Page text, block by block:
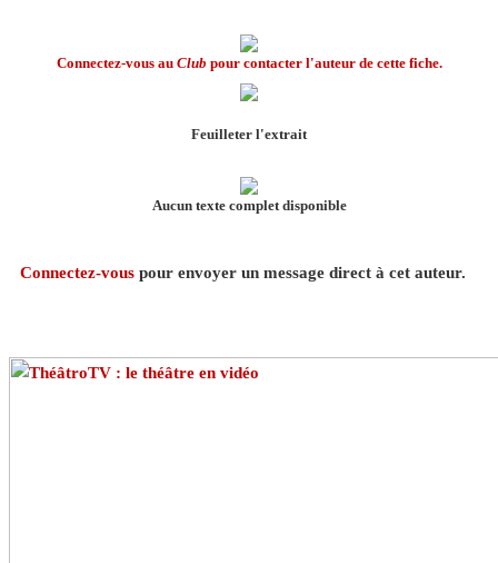
Connectez-vous au Club pour contacter l'auteur de cette fiche.
Feuilleter l'extrait
Aucun texte complet disponible
Connectez-vous pour envoyer un message direct à cet auteur.